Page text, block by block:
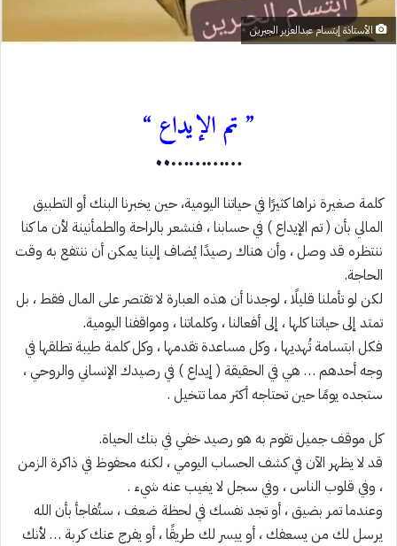
الأستاذة إبتسام عبدالعزير الجبرين
” تم الإيداع “
…………..
كلمة صغيرة نراها كثيرًا في حياتنا اليومية، حين يخبرنا البنك أو التطبيق
المالي بأن ( تم الإيداع ) في حسابنا ، فنشعر بالراحة والطمأنينة لأن ما كنا
ننتظره قد وصل ، وأن هناك رصيدًا يُضاف إلينا يمكن أن ننتفع به وقت
الحاجة.
لكن لو تأملنا قليلًا ، لوجدنا أن هذه العبارة لا تقتصر على المال فقط ، بل
تمتد إلى حياتنا كلها ، إلى أفعالنا ، وكلماتنا ، ومواقفنا اليومية.
فكل ابتسامة تُهديها ، وكل مساعدة تقدمها ، وكل كلمة طيبة تطلقها في
وجه أحدهم … هي في الحقيقة ( إيداع ) في رصيدك الإنساني والروحي ،
ستجده يومًا حين تحتاجه أكثر مما تتخيل .
كل موقف جميل تقوم به هو رصيد خفي في بنك الحياة.
قد لا يظهر الآن في كشف الحساب اليومي ، لكنه محفوظ في ذاكرة الزمن
، وفي قلوب الناس ، وفي سجل لا يغيب عنه شيء .
وعندما تمر بضيق ، أو تجد نفسك في لحظة ضعف ، ستُفاجأ بأن الله
يرسل لك من يسعفك ، أو ييسر لك طريقًا ، أو يفرج عنك كربة … لأنك